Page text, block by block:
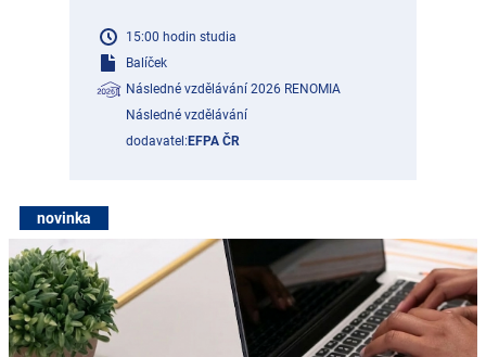
novinka
15:00 hodin studia
Balíček
Následné vzdělávání 2026 RENOMIA
Následné vzdělávání
dodavatel: EFPA ČR